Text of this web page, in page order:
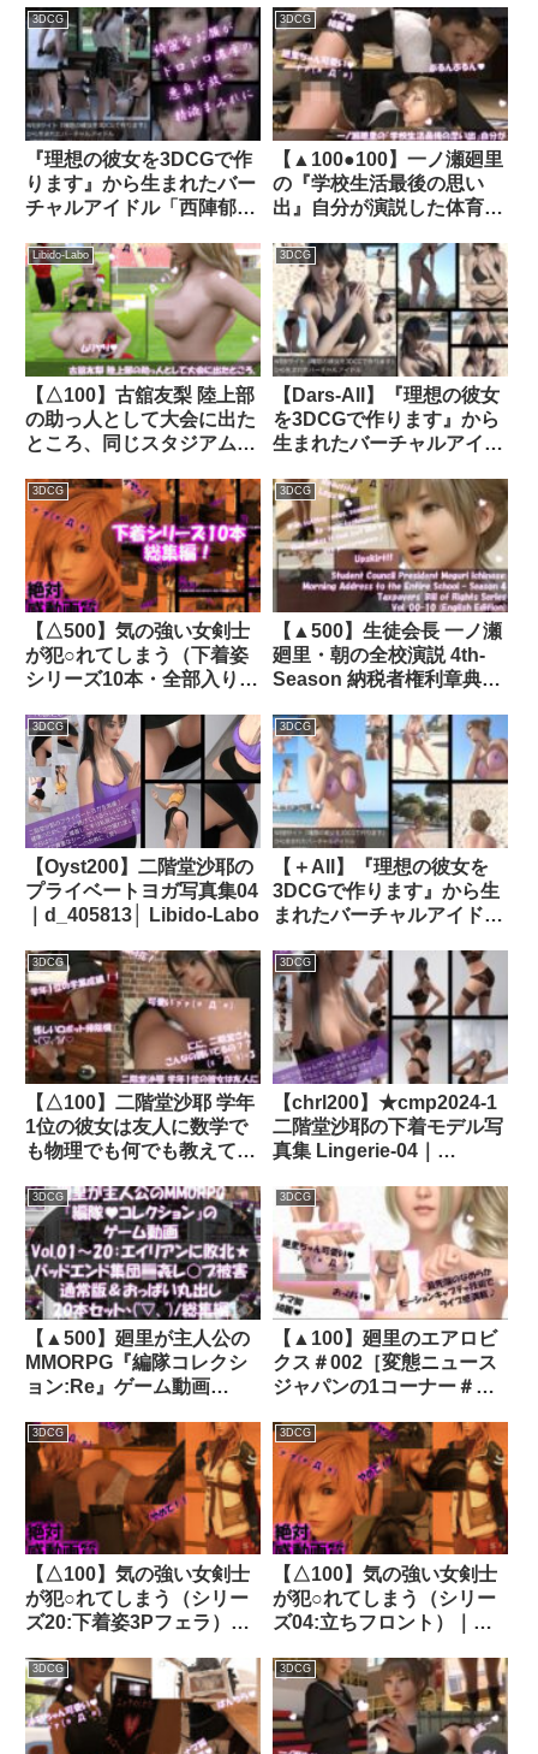
3DCG
『理想の彼女を3DCGで作
ります』から生まれたバー
チャルアイドル「西陣郁奈
ル撮影風写真
集:Panchira_02（事務所
社長による精液ぶっかけ狼
藉の一部始終）｜
d_276891│ Libido-Labo
3DCG
【▲100●100】一ノ瀬廻里
の『学校生活最後の思い
出』自分が演説した体育館
ッチをしちゃう（＃06:ケ
ダモノバック）｜
d_466335│ Libido-Labo
Libido-Labo
【△100】古舘友梨 陸上部
の助っ人として大会に出た
ところ、同じスタジアムに
に犯●れる Vol.005（おっ
ぱい丸出し・座位バック）
｜d_640077│ Libido-Labo
3DCG
【Dars-All】『理想の彼女
を3DCGで作ります』から
生まれたバーチャルアイド
集:HimoHimo｜
d_274846│ Libido-Labo
3DCG
【△500】気の強い女剣士
が犯○れてしまう（下着姿
シリーズ10本・全部入り総
Libido-Labo
3DCG
【▲500】生徒会長 一ノ瀬
廻里・朝の全校演説 4th-
Season 納税者権利章典シ
English（序章00からパン
ティバリエーション10本セ
ット総集編）｜d_745880
3DCG
【Oyst200】二階堂沙耶の
プライベートヨガ写真集04
｜d_405813│ Libido-Labo
3DCG
【＋All】『理想の彼女を
3DCGで作ります』から生
まれたバーチャルアイドル
ぐり）」のグラドル撮影風
写真集:Gradol_25｜
d_285282│ Libido-Labo
3DCG
【△100】二階堂沙耶 学年
1位の彼女は友人に数学で
も物理でも何でも教えてあ
サテン地花柄パンティ）｜
d_772480
3DCG
【chrl200】★cmp2024-1
二階堂沙耶の下着モデル写
真集 Lingerie-04｜
3DCG
【▲500】廻里が主人公の
MMORPG『編隊コレクシ
ョン:Re』ゲーム動画
ット総集編！:通常版＆お
っぱい丸出しでゾンビの集
団によるレ○プ被害に遭っ
てしまう×20｜d_715653
3DCG
【▲100】廻里のエアロビ
クス＃002［変態ニュース
ジャパンの1コーナー＃髪
d_433274│ Libido-Labo
3DCG
【△100】気の強い女剣士
が犯○れてしまう（シリー
ズ20:下着姿3Pフェラ）｜
3DCG
【△100】気の強い女剣士
が犯○れてしまう（シリー
ズ04:立ちフロント）｜
3DCG 3DCG